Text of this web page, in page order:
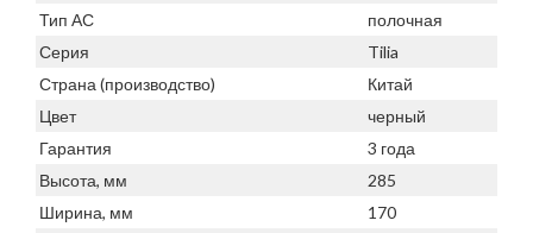
Тип АС
полочная
Серия
Tilia
Страна (производство)
Китай
Цвет
черный
Гарантия
3 года
Высота, мм
285
Ширина, мм
170